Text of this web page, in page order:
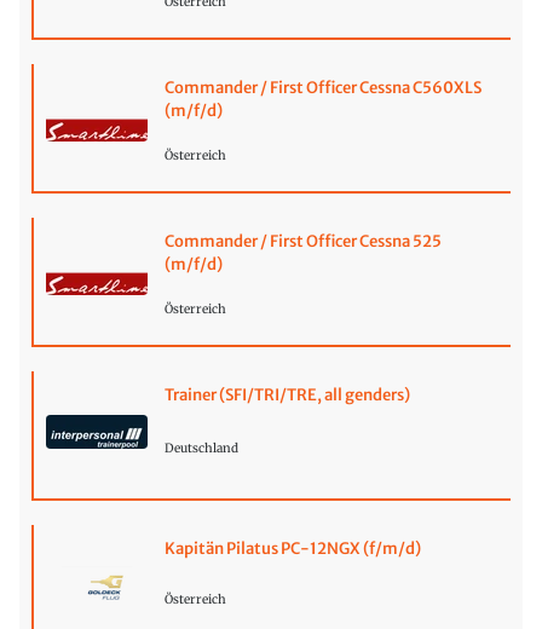
Commander / First Officer Cessna C560XLS
(m/f/d)
Österreich
Commander / First Officer Cessna 525
(m/f/d)
Österreich
Trainer (SFI/TRI/TRE, all genders)
Deutschland
Kapitän Pilatus PC-12NGX (f/m/d)
Österreich